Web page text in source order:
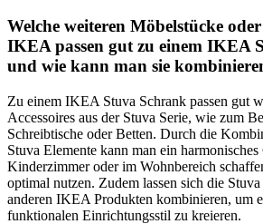
Welche weiteren Möbelstücke oder
IKEA passen gut zu einem IKEA
und wie kann man sie
Zu einem IKEA Stuva Schrank passen gut
Accessoires aus der Stuva Serie, wie zum
Schreibtische oder Betten. Durch die
Stuva Elemente kann man ein
Kinderzimmer oder im Wohnbereich
optimal nutzen. Zudem lassen sich die
anderen IKEA Produkten kombinieren, um
funktionalen Einrichtungsstil zu kreieren.